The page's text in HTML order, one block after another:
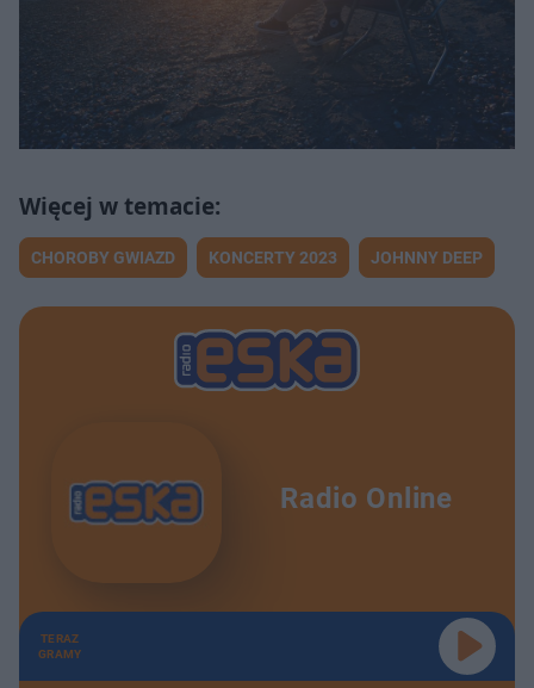
CHOROBY GWIAZD KONCERTY 2023 JOHNNY DEEP
Radio Online
TERAZ
GRAMY